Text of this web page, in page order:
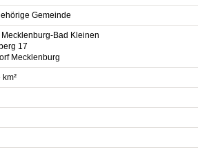
Gemeinde
Mecklenburg-Bad Kleinen
17
Mecklenburg
km²